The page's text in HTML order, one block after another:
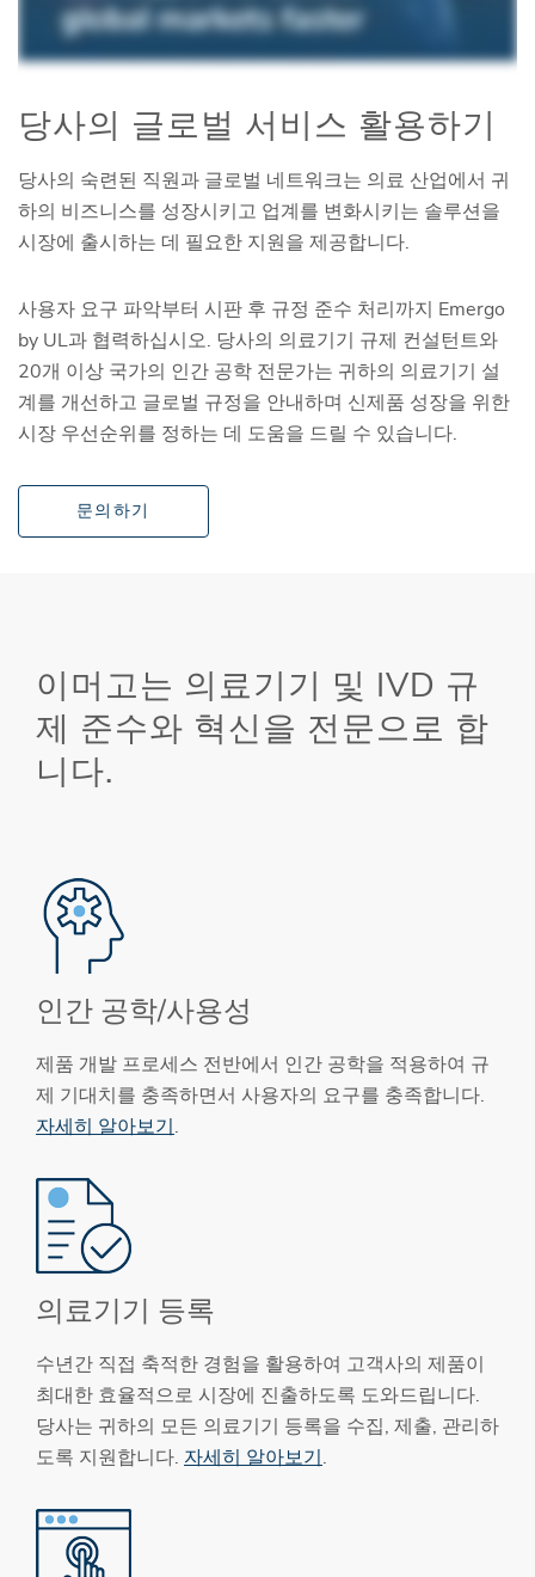
당사의 글로벌 서비스 활용하기
당사의 숙련된 직원과 글로벌 네트워크는 의료 산업에서 귀
하의 비즈니스를 성장시키고 업계를 변화시키는 솔루션을
시장에 출시하는 데 필요한 지원을 제공합니다.
사용자 요구 파악부터 시판 후 규정 준수 처리까지 Emergo
by UL과 협력하십시오. 당사의 의료기기 규제 컨설턴트와
20개 이상 국가의 인간 공학 전문가는 귀하의 의료기기 설
계를 개선하고 글로벌 규정을 안내하며 신제품 성장을 위한
시장 우선순위를 정하는 데 도움을 드릴 수 있습니다.
문의하기
이머고는 의료기기 및 IVD 규
제 준수와 혁신을 전문으로 합
니다.
인간 공학/사용성
제품 개발 프로세스 전반에서 인간 공학을 적용하여 규
제 기대치를 충족하면서 사용자의 요구를 충족합니다.
자세히 알아보기.
의료기기 등록
수년간 직접 축적한 경험을 활용하여 고객사의 제품이
최대한 효율적으로 시장에 진출하도록 도와드립니다.
당사는 귀하의 모든 의료기기 등록을 수집, 제출, 관리하
도록 지원합니다. 자세히 알아보기.